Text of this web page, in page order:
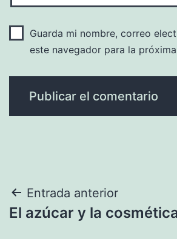
Guarda mi nombre, correo
este navegador para la
Navegación
de
Entrada anterior
El azúcar y la